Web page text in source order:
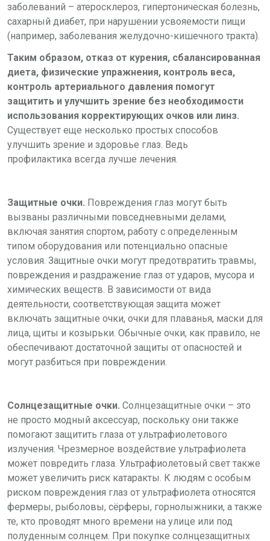
заболеваний – атеросклероз, гипертоническая болезнь,
сахарный диабет, при нарушении усвояемости пищи
(например, заболевания желудочно-кишечного тракта).
Таким образом, отказ от курения, сбалансированная
диета, физические упражнения, контроль веса,
контроль артериального давления помогут
защитить и улучшить зрение без необходимости
использования корректирующих очков или линз.
Существует еще несколько простых способов
улучшить зрение и здоровье глаз. Ведь
профилактика всегда лучше лечения.
Защитные очки. Повреждения глаз могут быть
вызваны различными повседневными делами,
включая занятия спортом, работу с определенным
типом оборудования или потенциально опасные
условия. Защитные очки могут предотвратить травмы,
повреждения и раздражение глаз от ударов, мусора и
химических веществ. В зависимости от вида
деятельности, соответствующая защита может
включать защитные очки, очки для плаванья, маски для
лица, щиты и козырьки. Обычные очки, как правило, не
обеспечивают достаточной защиты от опасностей и
могут разбиться при повреждении.
Солнцезащитные очки. Солнцезащитные очки – это
не просто модный аксессуар, поскольку они также
помогают защитить глаза от ультрафиолетового
излучения. Чрезмерное воздействие ультрафиолета
может повредить глаза. Ультрафиолетовый свет также
может увеличить риск катаракты. К людям с особым
риском повреждения глаз от ультрафиолета относятся
фермеры, рыболовы, сёрферы, горнолыжники, а также
те, кто проводят много времени на улице или под
полуденным солнцем. При покупке солнцезащитных